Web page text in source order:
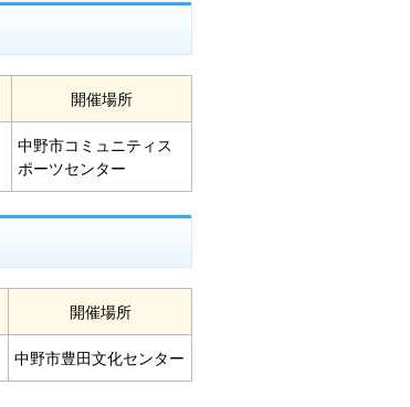
開催場所
中野市コミュニティス
ポーツセンター
開催場所
中野市豊田文化センター